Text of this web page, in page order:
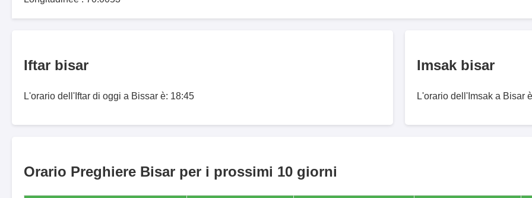
Iftar bisar
L'orario dell'Iftar di oggi a Bissar è: 18:45
Imsak bisar
L'orario dell'Imsak a Bisar
Orario Preghiere Bisar per i prossimi 10 giorni